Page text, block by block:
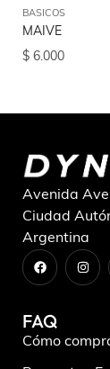
BASICOS
MAIVE
$ 6.000
Avenida
Ciudad
Argentina
FAQ
Cómo